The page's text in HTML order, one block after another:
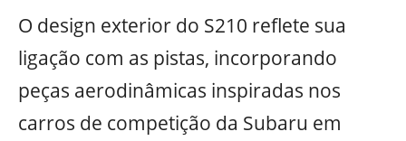
O design exterior do S210 reflete sua
ligação com as pistas, incorporando
peças aerodinâmicas inspiradas nos
carros de competição da Subaru em